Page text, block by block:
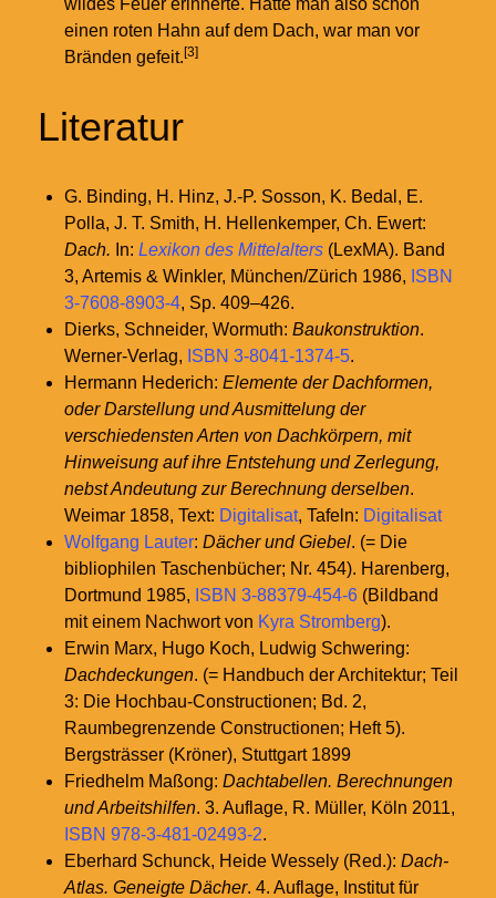
einen roten Hahn auf dem Dach, war man vor
Bränden gefeit.[3]
Literatur
G. Binding, H. Hinz, J.-P. Sosson, K. Bedal, E.
Polla, J. T. Smith, H. Hellenkemper, Ch. Ewert:
Dach. In: Lexikon des Mittelalters (LexMA). Band
3, Artemis & Winkler, München/Zürich 1986, ISBN
3-7608-8903-4, Sp. 409–426.
Dierks, Schneider, Wormuth: Baukonstruktion.
Werner-Verlag, ISBN 3-8041-1374-5.
Hermann Hederich: Elemente der Dachformen,
oder Darstellung und Ausmittelung der
verschiedensten Arten von Dachkörpern, mit
Hinweisung auf ihre Entstehung und Zerlegung,
nebst Andeutung zur Berechnung derselben.
Weimar 1858, Text: Digitalisat, Tafeln: Digitalisat
Wolfgang Lauter: Dächer und Giebel. (= Die
bibliophilen Taschenbücher; Nr. 454). Harenberg,
Dortmund 1985, ISBN 3-88379-454-6 (Bildband
mit einem Nachwort von Kyra Stromberg).
Erwin Marx, Hugo Koch, Ludwig Schwering:
Dachdeckungen. (= Handbuch der Architektur; Teil
3: Die Hochbau-Constructionen; Bd. 2,
Raumbegrenzende Constructionen; Heft 5).
Bergsträsser (Kröner), Stuttgart 1899
Friedhelm Maßong: Dachtabellen. Berechnungen
und Arbeitshilfen. 3. Auflage, R. Müller, Köln 2011,
ISBN 978-3-481-02493-2.
Eberhard Schunck, Heide Wessely (Red.): Dach-
Atlas. Geneigte Dächer. 4. Auflage, Institut für